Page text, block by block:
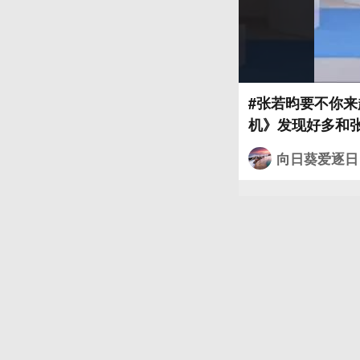
#张若昀要不你来趟浪姐吧# 张若昀在浪姐这个节目
机》发现好多和
《无心法师》，
《雪中悍刀行》
向日葵爱逐日